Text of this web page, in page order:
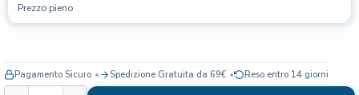
Prezzo pieno
Pagamento Sicuro Spedizione Gratuita da 69€ Reso entro 14 giorni